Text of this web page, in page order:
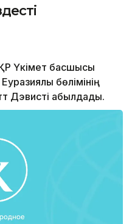
ҚР Үкімет басшысы
бөлімінің
Дэвисті қабылдады.